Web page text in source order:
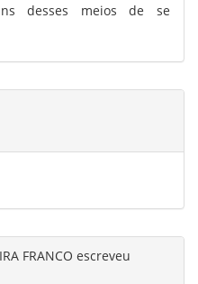
desses meios de se
FRANCO escreveu